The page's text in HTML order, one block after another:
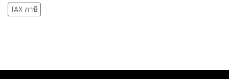
TAX ภาษี